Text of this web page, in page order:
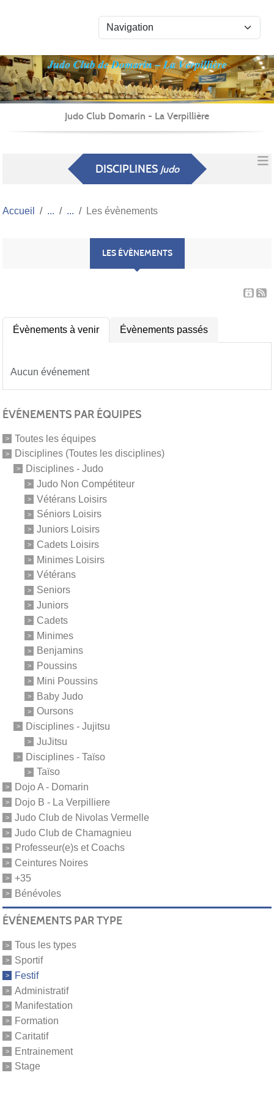
Judo Club Domarin - La Verpillière
DISCIPLINES Judo
Accueil Les évènements
LES ÉVÈNEMENTS
Évènements à venir Évènements passés
Aucun événement
ÉVÉNEMENTS PAR ÉQUIPES
Toutes les équipes
Disciplines (Toutes les disciplines)
Disciplines - Judo
Judo Non Compétiteur
Vétérans Loisirs
Séniors Loisirs
Juniors Loisirs
Cadets Loisirs
Minimes Loisirs
Vétérans
Seniors
Juniors
Cadets
Minimes
Benjamins
Poussins
Mini Poussins
Baby Judo
Oursons
Disciplines - Jujitsu
JuJitsu
Disciplines - Taïso
Taïso
Dojo A - Domarin
Dojo B - La Verpilliere
Judo Club de Nivolas Vermelle
Judo Club de Chamagnieu
Professeur(e)s et Coachs
Ceintures Noires
+35
Bénévoles
ÉVÉNEMENTS PAR TYPE
Tous les types
Sportif
Festif
Administratif
Manifestation
Formation
Caritatif
Entrainement
Stage